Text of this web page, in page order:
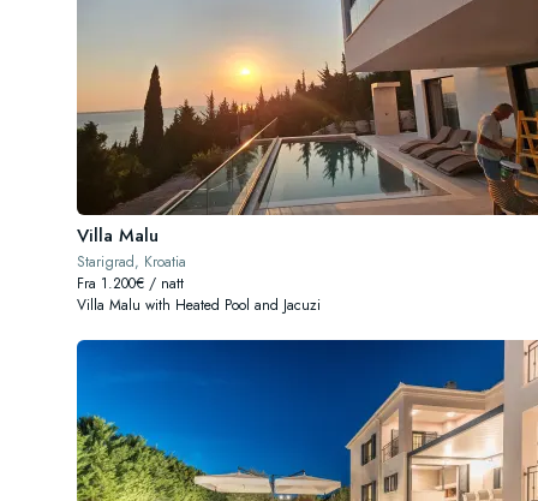
Villa Malu
Starigrad, Kroatia
Fra 1.200€ / natt
Villa Malu with Heated Pool and Jacuzi